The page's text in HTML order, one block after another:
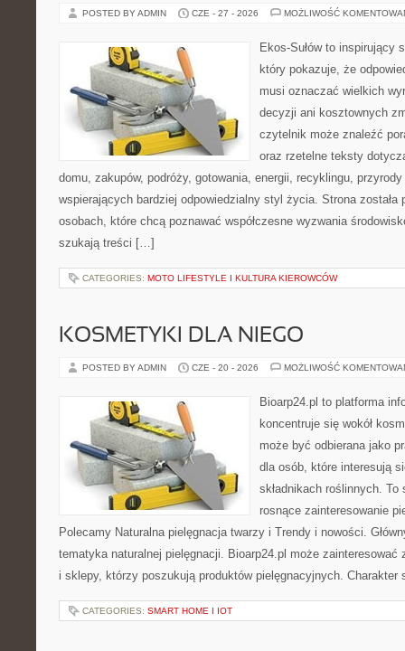
POSTED BY ADMIN CZE - 27 - 2026 MOŻLIWOŚĆ
Ekos-Sułów to inspirujący
który pokazuje, że
musi oznaczać wielkich
decyzji ani kosztownych
czytelnik może znaleźć
oraz rzetelne teksty
domu, zakupów, podróży, gotowania, energii, recyklingu,
wspierających bardziej odpowiedzialny styl życia. Strona została
osobach, które chcą poznawać współczesne wyzwania
szukają treści […]
CATEGORIES: MOTO LIFESTYLE I KULTURA KIEROWCÓW
KOSMETYKI DLA NIEGO
POSTED BY ADMIN CZE - 20 - 2026 MOŻLIWOŚĆ
Bioarp24.pl to platforma
koncentruje się wokół
może być odbierana jako
dla osób, które interesują
składnikach roślinnych.
rosnące zainteresowanie
Polecamy Naturalna pielęgnacja twarzy i Trendy i nowości.
tematyka naturalnej pielęgnacji. Bioarp24.pl może zainteresować
i sklepy, którzy poszukują produktów pielęgnacyjnych.
CATEGORIES: SMART HOME I IOT